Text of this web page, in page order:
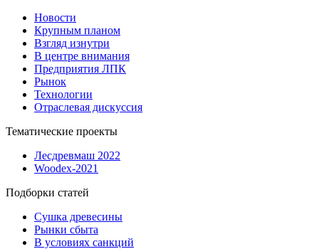
Новости
Крупным планом
Взгляд изнутри
В центре внимания
Предприятия ЛПК
Рынок
Технологии
Отраслевая дискуссия
Тематические проекты
Лесдревмаш 2022
Woodex-2021
Подборки статей
Сушка древесины
Рынки сбыта
В условиях санкций